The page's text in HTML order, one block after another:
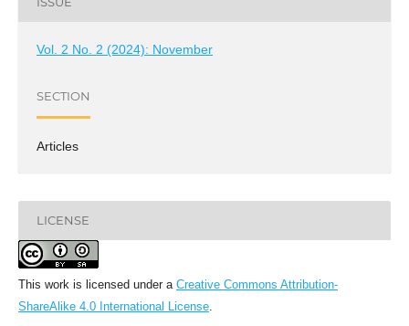
Vol. 2 No. 2 (2024): November
SECTION
Articles
LICENSE
This work is licensed under a Creative Commons Attribution-
ShareAlike 4.0 International License.